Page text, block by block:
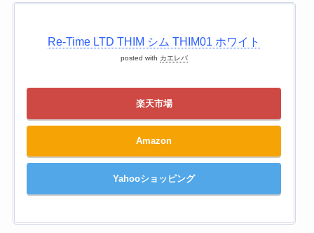
Re-Time LTD THIM シム THIM01 ホワイト
posted with カエレバ
楽天市場
Amazon
Yahooショッピング